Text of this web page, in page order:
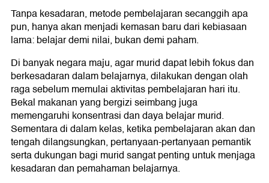
Tanpa kesadaran, metode pembelajaran secanggih apa
pun, hanya akan menjadi kemasan baru dari kebiasaan
lama: belajar demi nilai, bukan demi paham.
Di banyak negara maju, agar murid dapat lebih fokus dan
berkesadaran dalam belajarnya, dilakukan dengan olah
raga sebelum memulai aktivitas pembelajaran hari itu.
Bekal makanan yang bergizi seimbang juga
memengaruhi konsentrasi dan daya belajar murid.
Sementara di dalam kelas, ketika pembelajaran akan dan
tengah dilangsungkan, pertanyaan-pertanyaan pemantik
serta dukungan bagi murid sangat penting untuk menjaga
kesadaran dan pemahaman belajarnya.